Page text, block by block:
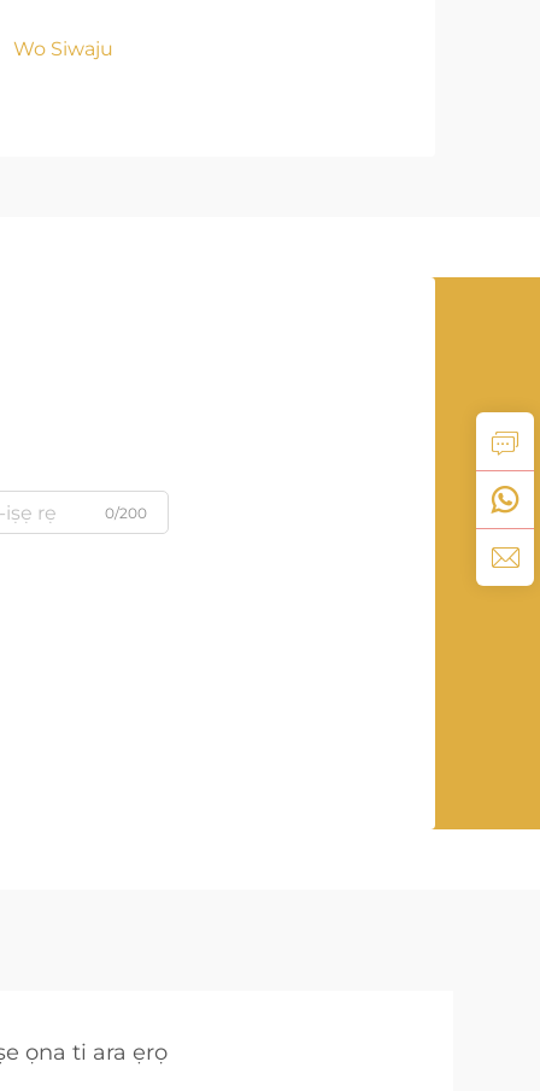
Wo Siwaju
0/200
ọna ti ara ẹrọ